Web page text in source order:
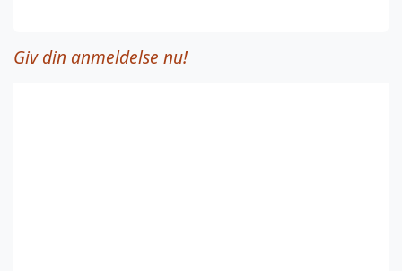
Giv din anmeldelse nu!